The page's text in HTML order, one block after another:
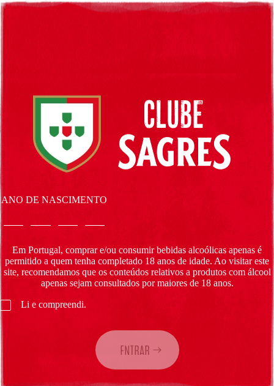
Ir para conteúdo
ANO DE NASCIMENTO
Em Portugal, comprar e/ou consumir bebidas alcoólicas apenas é
permitido a quem tenha completado 18 anos de idade. Ao visitar este
site, recomendamos que os conteúdos relativos a produtos com álcool
apenas sejam consultados por maiores de 18 anos.
Li e compreendi.
ENTRAR